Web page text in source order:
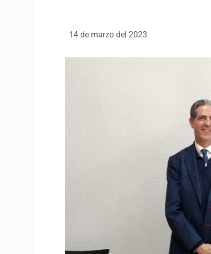
14 de marzo del 2023